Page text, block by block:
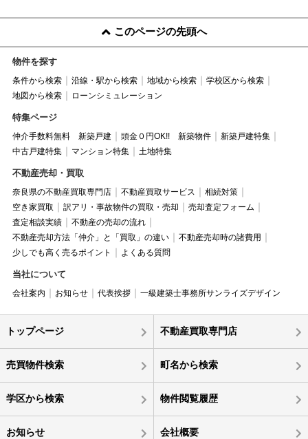
このページの先頭へ
物件を探す
条件から検索 沿線・駅から検索 地域から検索
学校区から検索
地図から検索
ローンシミュレーション
特集ページ
仲介手数料無料 新築戸建 頭金０円OK!! 新築物件
新築戸建特集
中古戸建特集
マンション特集 土地特集
不動産売却・買取
奈良県の不動産買取専門店 不動産買取サービス
相続対策
空き家買取
訳アリ・事故物件の買取・売却
売却査定フォーム
査定相談実績
不動産の売却の流れ
不動産売却方法「仲介」と「買取」の違い
不動産売却時の諸費用
少しでも高く売るポイント
よくある質問
当社について
会社案内 お知らせ 代表挨拶 一級建築士事務所サンライズデザイン
トップページ 不動産買取専門店
売買物件検索 町名から検索
学区から検索 物件閲覧履歴
お知らせ 会社概要